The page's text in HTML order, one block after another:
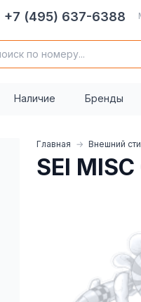
+7 (495) 637-6388
Наличие Бренды
Главная Внешний
SEI MISC